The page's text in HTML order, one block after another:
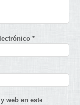
*
web en este